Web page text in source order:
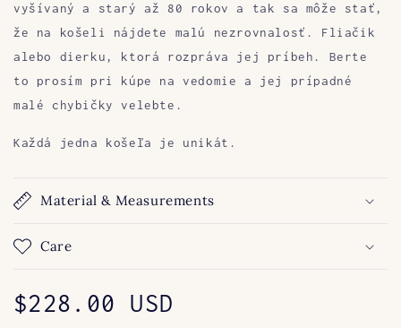
vyšívaný a starý až 80 rokov a tak sa môže stať,
že na košeli nájdete malú nezrovnalosť. Fliačik
alebo dierku, ktorá rozpráva jej príbeh. Berte
to prosím pri kúpe na vedomie a jej prípadné
malé chybičky velebte.
Každá jedna košeľa je unikát.
Material & Measurements
Care
Regular
$228.00 USD